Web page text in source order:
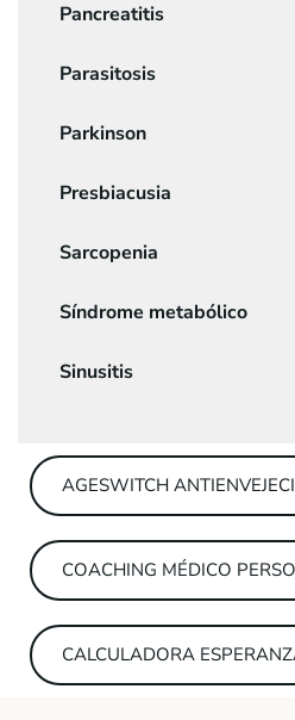
Pancreatitis
Parasitosis
Parkinson
Presbiacusia
Sarcopenia
Síndrome metabólico
Sinusitis
AGESWITCH
COACHING MÉDICO
CALCULADORA